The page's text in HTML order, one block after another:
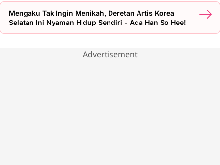
Mengaku Tak Ingin Menikah, Deretan Artis Korea
Selatan Ini Nyaman Hidup Sendiri - Ada Han So Hee!
Advertisement